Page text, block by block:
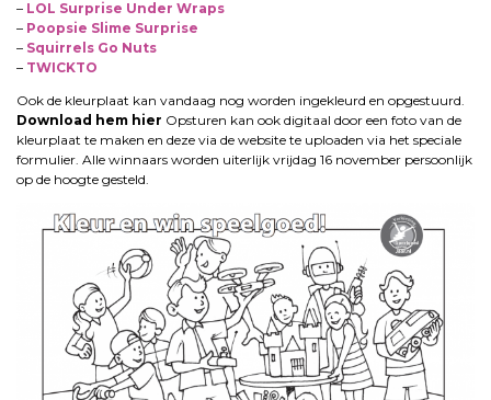
– LOL Surprise Under Wraps
– Poopsie Slime Surprise
– Squirrels Go Nuts
– TWICKTO
Ook de kleurplaat kan vandaag nog worden ingekleurd en opgestuurd.
Download hem hier Opsturen kan ook digitaal door een foto van de
kleurplaat te maken en deze via de website te uploaden via het speciale
formulier. Alle winnaars worden uiterlijk vrijdag 16 november persoonlijk
op de hoogte gesteld.